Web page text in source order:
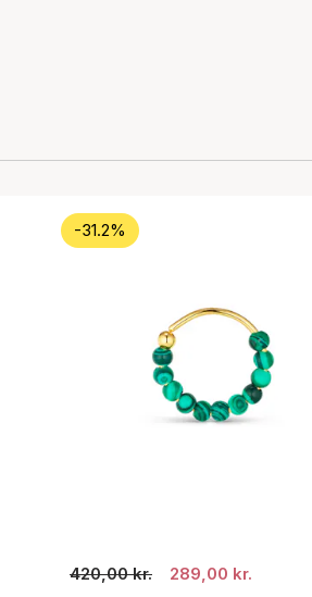
-31.2%
420,00 kr. 289,00 kr.